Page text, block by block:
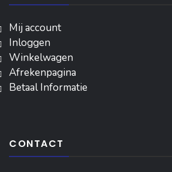
Mij account
Inloggen
‎Winkelwagen
Afrekenpagina
Betaal Informatie
CONTACT